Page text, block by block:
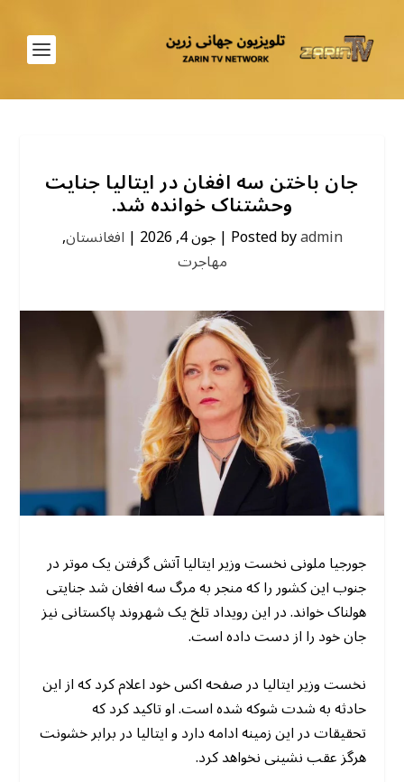
جان باختن سه افغان در ایتالیا جنایت
وحشتناک خوانده شد.
Posted byadmin
|جون 4, 2026 | افغانستان,
مهاجرت
جورجیا ملونی نخست وزیر ایتالیا آتش گرفتن یک موتر در
جنوب این کشور را که منجر به مرگ سه افغان شد جنایتی
هولناک خواند. در این رویداد تلخ یک شهروند پاکستانی نیز
جان خود را از دست داده است.
نخست وزیر ایتالیا در صفحه اکس خود اعلام کرد که از این
حادثه به شدت شوکه شده است. او تاکید کرد که
تحقیقات در این زمینه ادامه دارد و ایتالیا در برابر خشونت
هرگز عقب نشینی نخواهد کرد.